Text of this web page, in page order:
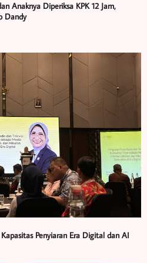
Anaknya Diperiksa KPK 12 Jam,
Dandy
Penyiaran Era Digital dan AI